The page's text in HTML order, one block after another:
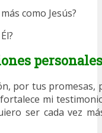
como Jesús?
personales
por tus promesas,
mi
ser cada vez